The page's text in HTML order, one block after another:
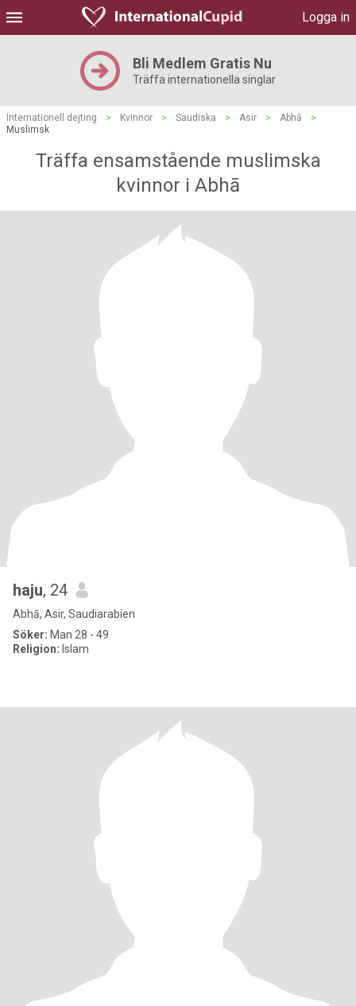
Logga in
Bli Medlem Gratis Nu
Träffa internationella singlar
Internationell dejting > Kvinnor > Saudiska > Asir > Abhā
>
Muslimsk
Träffa ensamstående muslimska
kvinnor i Abhā
haju, 24
Abhā, Asir, Saudiarabien
Söker: Man 28 - 49
Religion: Islam